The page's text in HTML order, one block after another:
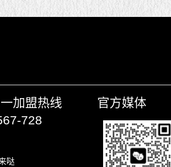
加盟热线
728
哒
官方媒体